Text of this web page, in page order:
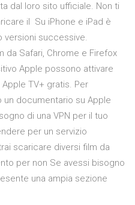
dal loro sito ufficiale. Non ti
il Su iPhone e iPad è
versioni successive.
Safari, Chrome e Firefox
Apple possono attivare
TV+ gratis. Per
un documentario su Apple
di una VPN per il tuo
per un servizio
scaricare diversi film da
per non Se avessi bisogno
una ampia sezione